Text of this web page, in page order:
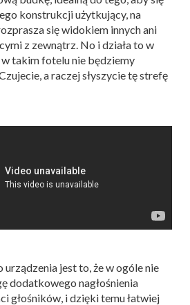
konstrukcji użytkujący, na
się widokiem innych ani
z zewnątrz. No i działa to w
takim fotelu nie będziemy
a raczej słyszycie tę strefę
urządzenia jest to, że w ogóle nie
dodatkowego nagłośnienia
głośników, i dzięki temu łatwiej